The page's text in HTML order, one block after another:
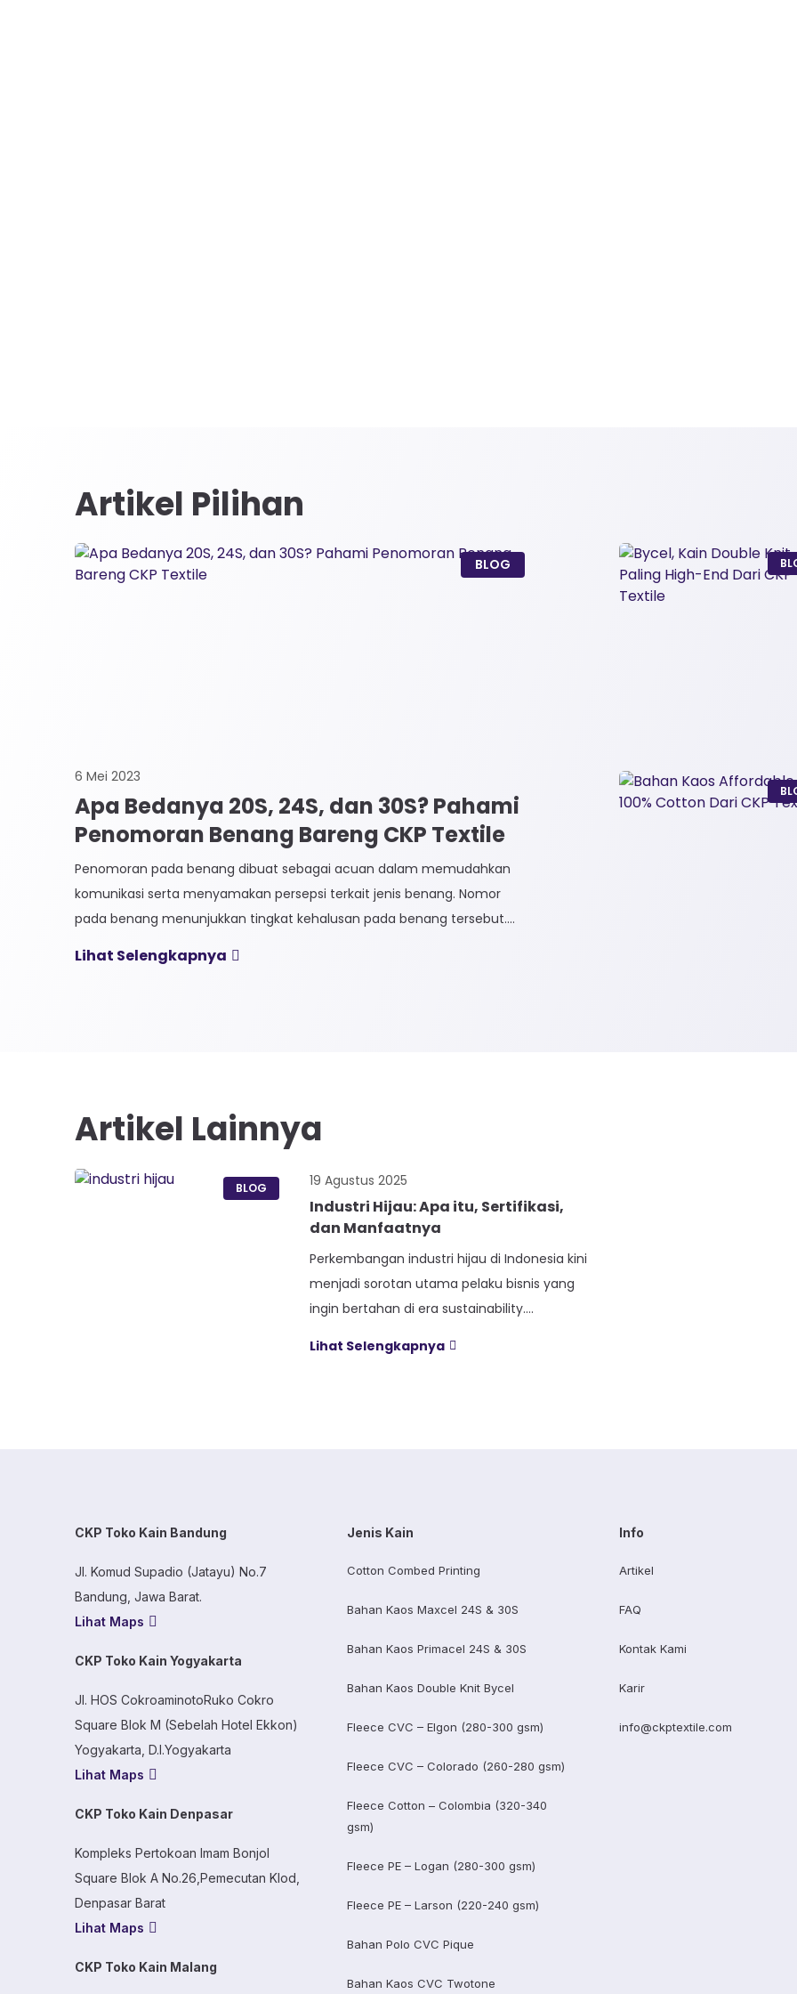
Artikel Pilihan
BLOG
6 Mei 2023
Apa Bedanya 20S, 24S, dan 30S? Pahami
Penomoran Benang Bareng CKP Textile
Penomoran pada benang dibuat sebagai acuan dalam memudahkan
komunikasi serta menyamakan persepsi terkait jenis benang. Nomor
pada benang menunjukkan tingkat kehalusan pada benang tersebut.
Langsung. 1. Penomoran Tidak Langsung Penomoran Tidak Langsung
Lihat Selengkapnya
Artikel Lainnya
BLOG 19 Agustus 2025
Industri Hijau: Apa itu, Sertifikasi,
dan Manfaatnya
Perkembangan industri hijau di Indonesia kini
menjadi sorotan utama pelaku bisnis yang
ingin bertahan di era sustainability.
Indonesia bisa berkembang pesat tanpa
saya […]
Lihat Selengkapnya
CKP Toko Kain Bandung
Jl. Komud Supadio (Jatayu) No.7
Bandung, Jawa Barat.
Lihat Maps
CKP Toko Kain Yogyakarta
Jl. HOS CokroaminotoRuko Cokro
Square Blok M (Sebelah Hotel Ekkon)
Yogyakarta, D.I.Yogyakarta
Lihat Maps
CKP Toko Kain Denpasar
Kompleks Pertokoan Imam Bonjol
Square Blok A No.26,Pemecutan Klod,
Denpasar Barat
Lihat Maps
CKP Toko Kain Malang
Jenis Kain
Cotton Combed Printing
Bahan Kaos Maxcel 24S & 30S
Bahan Kaos Primacel 24S & 30S
Bahan Kaos Double Knit Bycel
Fleece CVC – Elgon (280-300 gsm)
Fleece CVC – Colorado (260-280 gsm)
Fleece Cotton – Colombia (320-340
gsm)
Fleece PE – Logan (280-300 gsm)
Fleece PE – Larson (220-240 gsm)
Bahan Polo CVC Pique
Bahan Kaos CVC Twotone
Info
Artikel
FAQ
Kontak Kami
Karir
info@ckptextile.com